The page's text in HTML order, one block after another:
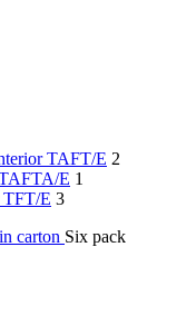
TAFT/E 2
E 1
TFT/E 3
carton Six pack